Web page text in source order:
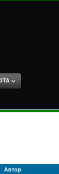
Автор